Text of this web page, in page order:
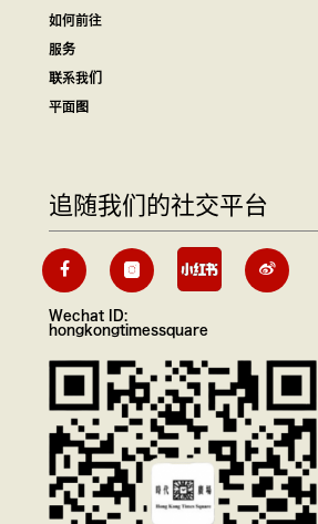
如何前往
服务
联系我们
平面图
追随我们的社交平台
Wechat ID:
hongkongtimessquare